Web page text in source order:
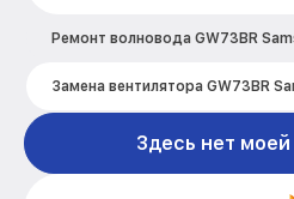
Ремонт волновода GW73BR
Замена вентилятора GW73BR
Замена ТЭН GW73BR Samsung
Здесь нет